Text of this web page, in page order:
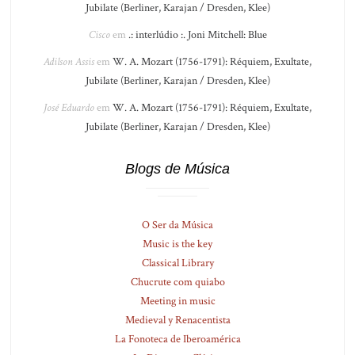
Jubilate (Berliner, Karajan / Dresden, Klee)
Ciscoem .: interlúdio :. Joni Mitchell: Blue
Adilson Assisem W. A. Mozart (1756-1791): Réquiem, Exultate,
Jubilate (Berliner, Karajan / Dresden, Klee)
José Eduardoem W. A. Mozart (1756-1791): Réquiem, Exultate,
Jubilate (Berliner, Karajan / Dresden, Klee)
Blogs de Música
O Ser da Música
Music is the key
Classical Library
Chucrute com quiabo
Meeting in music
Medieval y Renacentista
La Fonoteca de Iberoamérica